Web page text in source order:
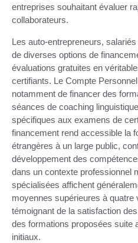
entreprises souhaitant évaluer
collaborateurs.
Les auto-entrepreneurs,
de diverses options de
évaluations gratuites en
certifiants. Le Compte
notamment de financer des
séances de coaching
spécifiques aux examens de
financement rend accessible la
étrangères à un large public,
développement des
dans un contexte professionnel
spécialisées affichent
moyennes supérieures à quatre
témoignant de la satisfaction
des formations proposées suite
initiaux.